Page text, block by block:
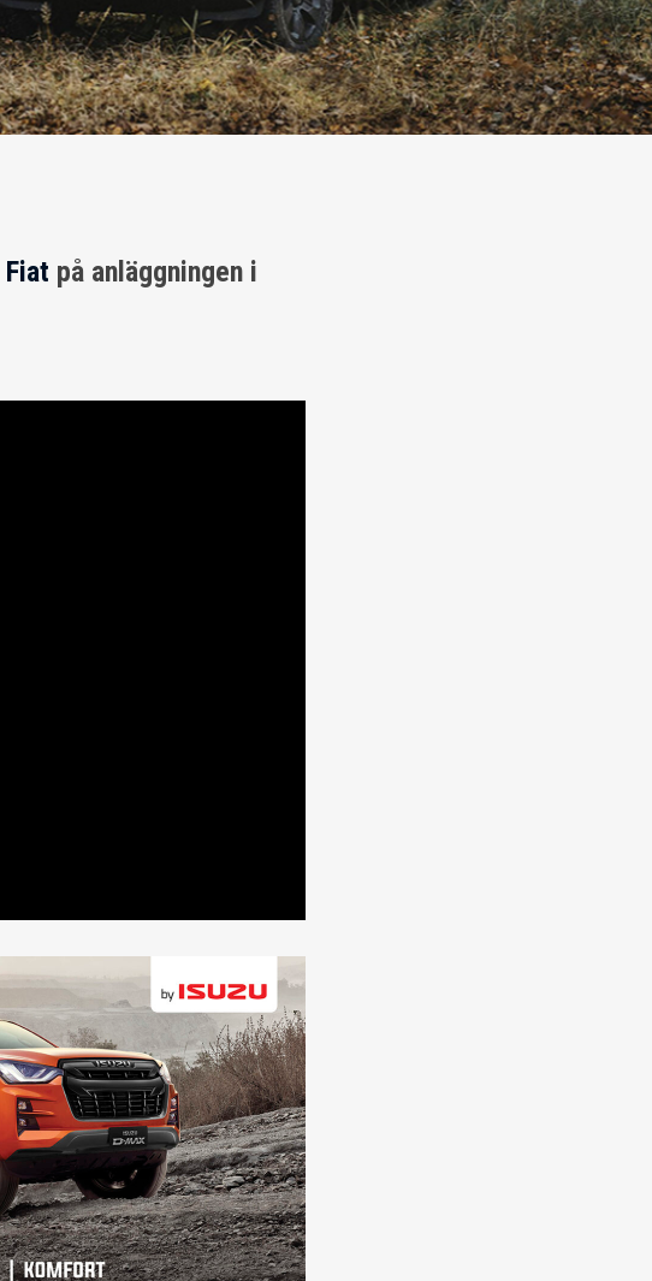
Fiat på anläggningen i